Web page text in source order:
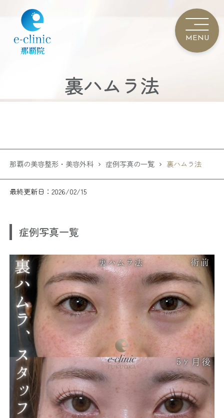
裏ハムラ法
那覇の美容整形・美容外科 症例写真の一覧 裏ハムラ法
最終更新日：2026/02/15
症例写真一覧